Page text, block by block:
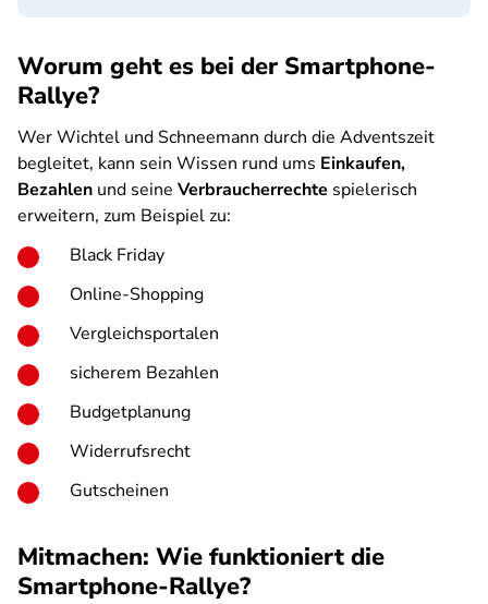
Worum geht es bei der Smartphone-
Rallye?
Wer Wichtel und Schneemann durch die Adventszeit
begleitet, kann sein Wissen rund ums Einkaufen,
Bezahlen und seine Verbraucherrechte spielerisch
erweitern, zum Beispiel zu:
Black Friday
Online-Shopping
Vergleichsportalen
sicherem Bezahlen
Budgetplanung
Widerrufsrecht
Gutscheinen
Mitmachen: Wie funktioniert die
Smartphone-Rallye?